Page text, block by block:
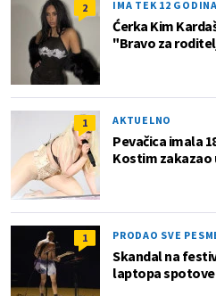
2 IMA TEK 12 GODINA
Ćerka Kim
"Bravo za
1 AKTUELNO
Pevačica imala
Kostim zakazao
1 PRODAO SVE
Skandal na
laptopa spotove